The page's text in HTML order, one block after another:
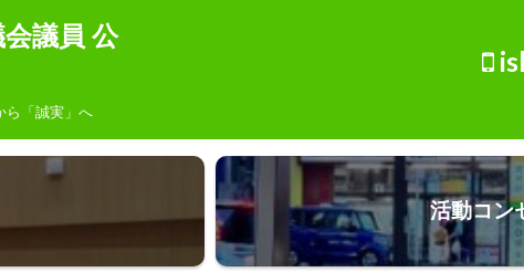
議員 公
ら「誠実」へ
活動コン